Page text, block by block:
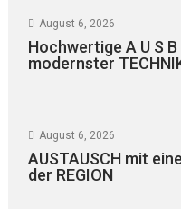
August 6, 2026
Hochwertige A U S B
modernster
August 6, 2026
AUSTAUSCH mit
der REGION